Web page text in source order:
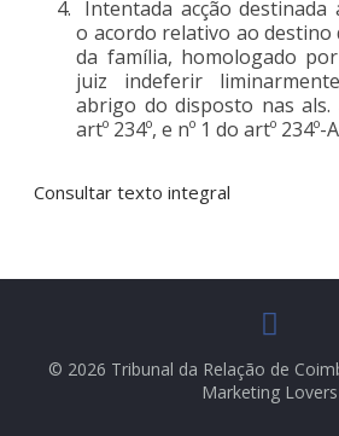
Intentada acção
o acordo relativo ao destino
da família, homologado
juiz indeferir
abrigo do disposto nas
artº 234º, e nº 1 do artº 234º-
Consultar texto integral
© 2026 Tribunal da Relação de
Marketing Lovers